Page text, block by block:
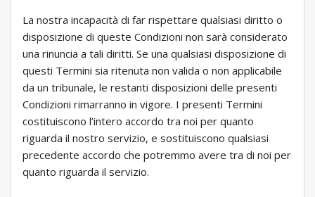
La nostra incapacità di far rispettare qualsiasi diritto o
disposizione di queste Condizioni non sarà considerato
una rinuncia a tali diritti. Se una qualsiasi disposizione di
questi Termini sia ritenuta non valida o non applicabile
da un tribunale, le restanti disposizioni delle presenti
Condizioni rimarranno in vigore. I presenti Termini
costituiscono l’intero accordo tra noi per quanto
riguarda il nostro servizio, e sostituiscono qualsiasi
precedente accordo che potremmo avere tra di noi per
quanto riguarda il servizio.